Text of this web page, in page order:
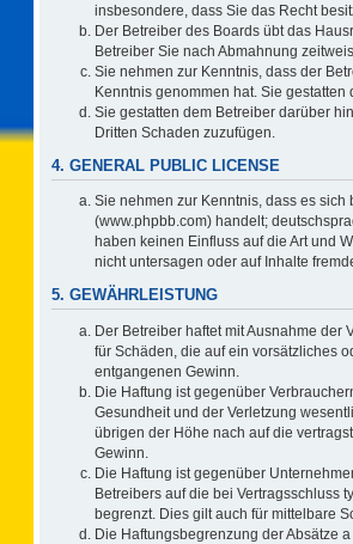
insbesondere, dass Sie das Recht
Der Betreiber des Boards übt das
Betreiber Sie nach Abmahnung
Sie nehmen zur Kenntnis, dass der
Kenntnis genommen hat. Sie
Sie gestatten dem Betreiber darüber
Dritten Schaden zuzufügen.
4. GENERAL PUBLIC LICENSE
Sie nehmen zur Kenntnis, dass es sich
(www.phpbb.com) handelt;
haben keinen Einfluss auf die Art und
nicht untersagen oder auf Inhalte
5. GEWÄHRLEISTUNG
Der Betreiber haftet mit Ausnahme
für Schäden, die auf ein vorsätzliches
entgangenen Gewinn.
Die Haftung ist gegenüber
Gesundheit und der Verletzung
übrigen der Höhe nach auf die
Gewinn.
Die Haftung ist gegenüber
Betreibers auf die bei Vertragsschluss
begrenzt. Dies gilt auch für mittelbare
Die Haftungsbegrenzung der Absätze